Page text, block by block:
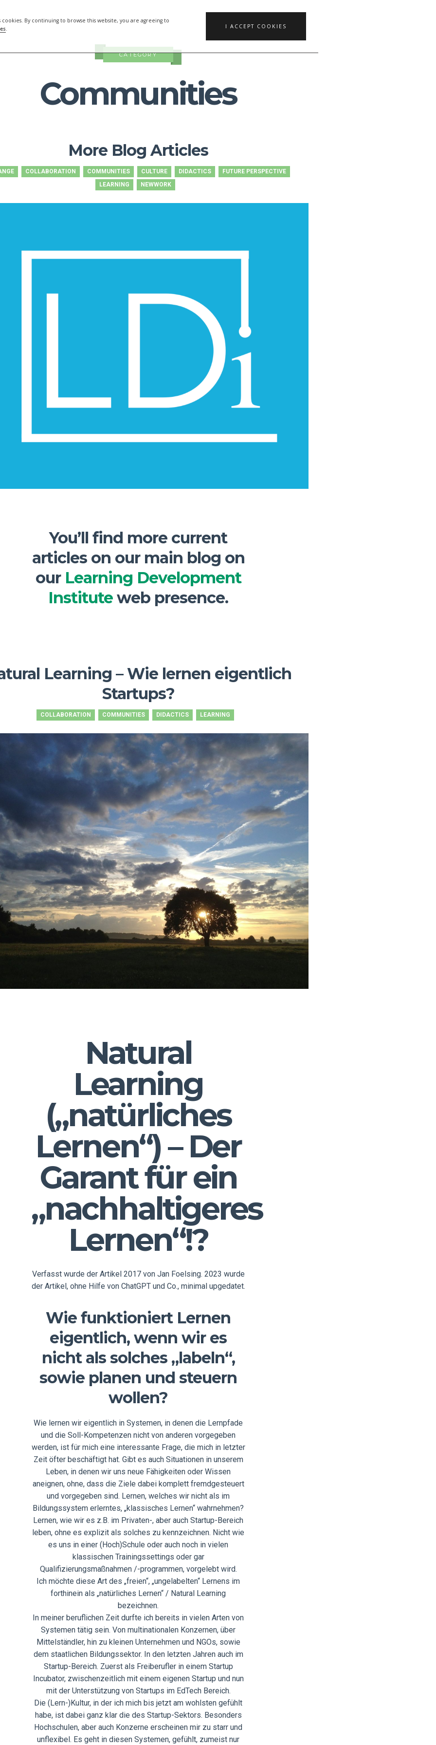
cookies. By continuing to browse this website, you are agreeing to
. I ACCEPT COOKIES
CATEGORY
Communities
More Blog Articles
COLLABORATION COMMUNITIES CULTURE DIDACTICS
FUTURE PERSPECTIVE
LEARNING
NEWWORK
You’ll find more current
articles on our main blog on
our Learning Development
Institute web presence.
Learning – Wie lernen eigentlich
Startups?
COLLABORATION COMMUNITIES DIDACTICS LEARNING
Natural
Learning
(„natürliches
Lernen“) – Der
Garant für ein
„nachhaltigeres
Lernen“!?
Verfasst wurde der Artikel 2017 von Jan Foelsing. 2023 wurde
der Artikel, ohne Hilfe von ChatGPT und Co., minimal upgedatet.
Wie funktioniert Lernen
eigentlich, wenn wir es
nicht als solches „labeln“,
sowie planen und steuern
wollen?
Wie lernen wir eigentlich in Systemen, in denen die Lernpfade
und die Soll-Kompetenzen nicht von anderen vorgegeben
werden, ist für mich eine interessante Frage, die mich in letzter
Zeit öfter beschäftigt hat. Gibt es auch Situationen in unserem
Leben, in denen wir uns neue Fähigkeiten oder Wissen
aneignen, ohne, dass die Ziele dabei komplett fremdgesteuert
und vorgegeben sind. Lernen, welches wir nicht als im
Bildungssystem erlerntes, „klassisches Lernen“ wahrnehmen?
Lernen, wie wir es z.B. im Privaten-, aber auch Startup-Bereich
leben, ohne es explizit als solches zu kennzeichnen. Nicht wie
es uns in einer (Hoch)Schule oder auch noch in vielen
klassischen Trainingssettings oder gar
Qualifizierungsmaßnahmen /-programmen, vorgelebt wird.
Ich möchte diese Art des „freien“, „ungelabelten“ Lernens im
forthinein als „natürliches Lernen“ / Natural Learning
bezeichnen.
In meiner beruflichen Zeit durfte ich bereits in vielen Arten von
Systemen tätig sein. Von multinationalen Konzernen, über
Mittelständler, hin zu kleinen Unternehmen und NGOs, sowie
dem staatlichen Bildungssektor. In den letzten Jahren auch im
Startup-Bereich. Zuerst als Freiberufler in einem Startup
Incubator, zwischenzeitlich mit einem eigenen Startup und nun
mit der Unterstützung von Startups im EdTech Bereich.
Die (Lern-)Kultur, in der ich mich bis jetzt am wohlsten gefühlt
habe, ist dabei ganz klar die des Startup-Sektors. Besonders
Hochschulen, aber auch Konzerne erscheinen mir zu starr und
unflexibel. Es geht in diesen Systemen, gefühlt, zumeist nur